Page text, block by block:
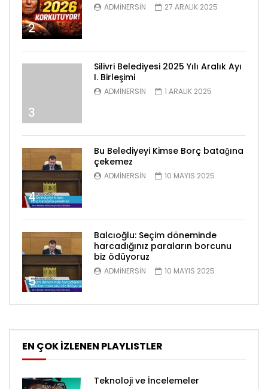
2
ADMINERSIN 27 ARALIK 2025
3
Silivri Belediyesi 2025 Yılı Aralık Ayı
I. Birleşimi
ADMINERSIN 1 ARALIK 2025
4
Bu Belediyeyi Kimse Borç batağına
çekemez
ADMINERSIN 10 MAYIS 2025
5
Balcıoğlu: Seçim döneminde
harcadığınız paraların borcunu
biz ödüyoruz
ADMINERSIN 10 MAYIS 2025
EN ÇOK İZLENEN PLAYLISTLER
Teknoloji ve İncelemeler